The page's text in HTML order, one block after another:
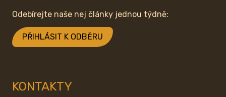
Odebírejte naše nej články jednou týdně:
PŘIHLÁSIT K ODBĚRU
KONTAKTY